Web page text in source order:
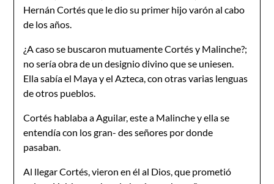
Hernán Cortés que le dio su primer hijo varón al cabo
de los años.
¿A caso se buscaron mutuamente Cortés y Malinche?;
no sería obra de un designio divino que se uniesen.
Ella sabía el Maya y el Azteca, con otras varias lenguas
de otros pueblos.
Cortés hablaba a Aguilar, este a Malinche y ella se
entendía con los gran- des señores por donde
pasaban.
Al llegar Cortés, vieron en él al Dios, que prometió